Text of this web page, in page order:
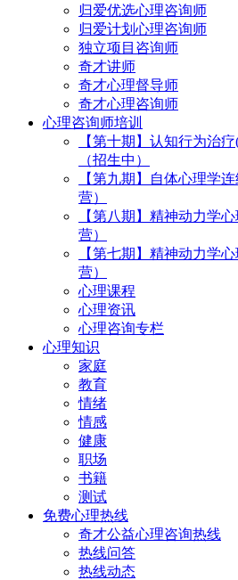
归爱优选心理咨询师
归爱计划心理咨询师
独立项目咨询师
奇才讲师
奇才心理督导师
奇才心理咨询师
心理咨询师培训
【第十期】认知行为治
（招生中）
【第九期】自体心理学
营）
【第八期】精神动力学
营）
【第七期】精神动力学
营）
心理课程
心理资讯
心理咨询专栏
心理知识
家庭
教育
情绪
情感
健康
职场
书籍
测试
免费心理热线
奇才公益心理咨询热线
热线问答
热线动态